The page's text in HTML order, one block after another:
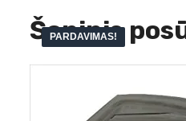
Šoninis
PARDAVIMAS!